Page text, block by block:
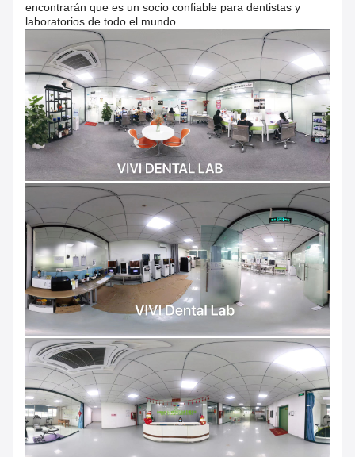
encontrarán que es un socio confiable para dentistas y
laboratorios de todo el mundo.